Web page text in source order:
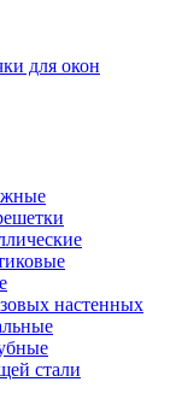
для окон
настенных
стали